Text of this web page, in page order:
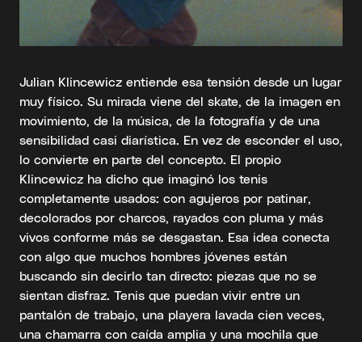
Julian Klincewicz entiende esa tensión desde un lugar
muy físico. Su mirada viene del skate, de la imagen en
movimiento, de la música, de la fotografía y de una
sensibilidad casi diarística. En vez de esconder el uso,
lo convierte en parte del concepto. El propio
Klincewicz ha dicho que imaginó los tenis
completamente usados: con agujeros por patinar,
decolorados por charcos, rayados con pluma y más
vivos conforme más se desgastan. Esa idea conecta
con algo que muchos hombres jóvenes están
buscando sin decirlo tan directo: piezas que no se
sientan disfraz. Tenis que puedan vivir entre un
pantalón de trabajo, una playera lavada cien veces,
una chamarra con caída amplia y una mochila que